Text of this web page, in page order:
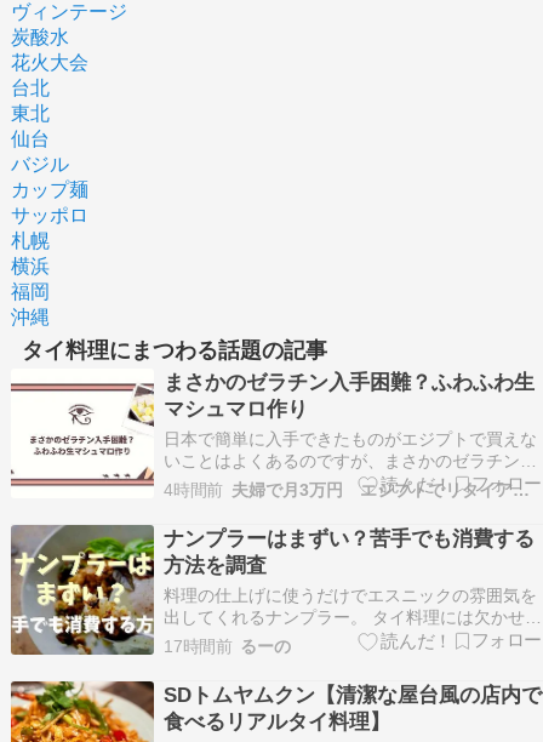
ヴィンテージ
炭酸水
花火大会
台北
東北
仙台
バジル
カップ麺
サッポロ
札幌
横浜
福岡
沖縄
タイ料理にまつわる話題の記事
まさかのゼラチン入手困難？ふわふわ生
マシュマロ作り
日本で簡単に入手できたものがエジプトで買えな
いことはよくあるのですが、まさかのゼラチンが
手に入らないなんて。 エジプトで手に入らないと
いうことがわかるまでに、結構探し回ってないと
なった時のしょんぼり感。。 でも、諦めずに工夫
をしたら何とかできました。食べたいのでエジプ
トで手に入…
4時間前 夫婦で月3万円 エジプトでリタイア生活
ナンプラーはまずい？苦手でも消費する
方法を調査
料理の仕上げに使うだけでエスニックの雰囲気を
出してくれるナンプラー。 タイ料理には欠かせな
いナンプラーですが、まずいと感じる人が多くい
るようです。 ナンプラーを使ってみたいけど、ま
ずいって聞くから買うのにためらう…。 買っては
見たけど、思ったよりクセがあって使い切れな
い…。 今回…
17時間前 るーの
SDトムヤムクン【清潔な屋台風の店内で
食べるリアルタイ料理】